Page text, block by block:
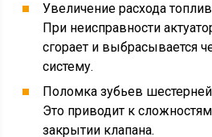
Увеличение расхода
При неисправности
сгорает и выбрасывается
систему.
Поломка зубьев
Это приводит к
закрытии клапана.